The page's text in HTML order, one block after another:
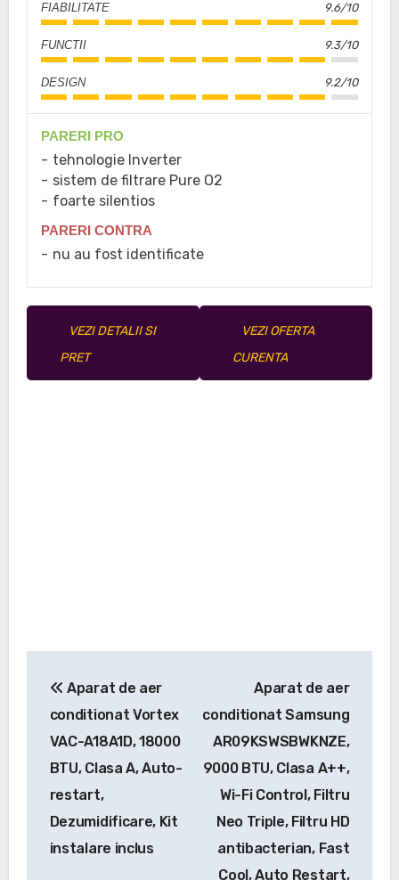
FIABILITATE 9.6/10
FUNCTII 9.3/10
DESIGN 9.2/10
PARERI PRO
tehnologie Inverter
sistem de filtrare Pure O2
foarte silentios
PARERI CONTRA
nu au fost identificate
VEZI DETALII SI
PRET
VEZI OFERTA
CURENTA
în
articole
Aparat de aer
conditionat Vortex
VAC-A18A1D, 18000
BTU, Clasa A, Auto-
restart,
Dezumidificare, Kit
instalare inclus
Aparat de aer
conditionat Samsung
AR09KSWSBWKNZE,
9000 BTU, Clasa A++,
Wi-Fi Control, Filtru
Neo Triple, Filtru HD
antibacterian, Fast
Cool, Auto Restart,